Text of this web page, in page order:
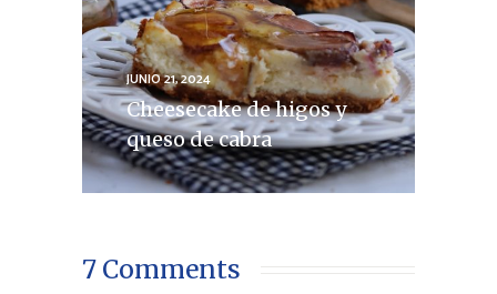
JUNIO 21, 2024
Cheesecake de higos y
queso de cabra
7 Comments